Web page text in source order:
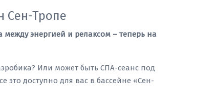
Сен-Тропе
энергией и релаксом – теперь на
Или может быть СПА-сеанс под
это доступно для вас в бассейне «Сен-